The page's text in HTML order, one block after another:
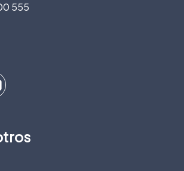
555